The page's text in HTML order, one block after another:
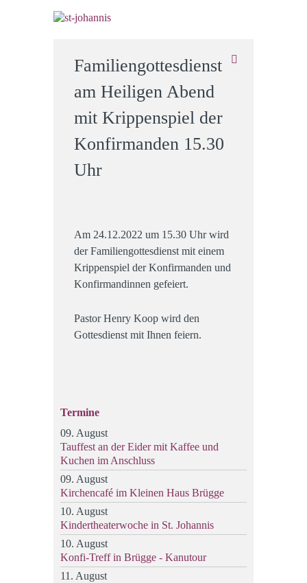
Familiengottesdienst
am Heiligen Abend
mit Krippenspiel der
Konfirmanden 15.30
Uhr
Am 24.12.2022 um 15.30 Uhr wird
der Familiengottesdienst mit einem
Krippenspiel der Konfirmanden und
Konfirmandinnen gefeiert.
Pastor Henry Koop wird den
Gottesdienst mit Ihnen feiern.
Termine
09. August
Tauffest an der Eider mit Kaffee und
Kuchen im Anschluss
09. August
Kirchencafé im Kleinen Haus Brügge
10. August
Kindertheaterwoche in St. Johannis
10. August
Konfi-Treff in Brügge - Kanutour
11. August